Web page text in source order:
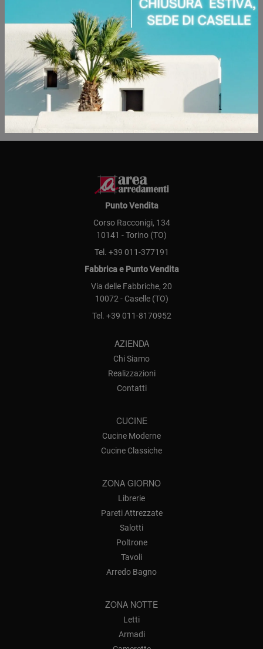
visivo. In negozio protrai selezionare innumerevoli
soluzioni arredative conArmadicon ante a
soffietto
, sia estremamente compatte che
realizzabili su misura. Contestualizzabili in locali
di varie dimensioni, i mobili che ti presentiamo
arredano la tua casa con praticità, senza mai
tralasciare i gusti personali.
Punto Vendita
Corso Racconigi, 134
10141 - Torino (TO)
Tel. +39 011-377191
Fabbrica e Punto Vendita
Via delle Fabbriche, 20
10072 - Caselle (TO)
Tel. +39 011-8170952
AZIENDA
Chi Siamo
Realizzazioni
Contatti
CUCINE
Cucine Moderne
Cucine Classiche
ZONA GIORNO
Librerie
Pareti Attrezzate
Salotti
Poltrone
Tavoli
Arredo Bagno
ZONA NOTTE
Letti
Armadi